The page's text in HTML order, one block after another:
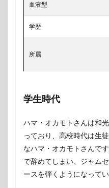
血液型
学歴
所属
学生時代
ハマ・オカモトさんは和
っており、高校時代は生
なハマ・オカモトさんで
で辞めてしまい、ジャム
ースを弾くようになってい